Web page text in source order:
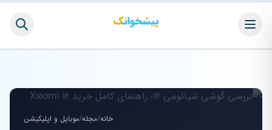
خانه/مجله/موبایل و اپلیکیشن